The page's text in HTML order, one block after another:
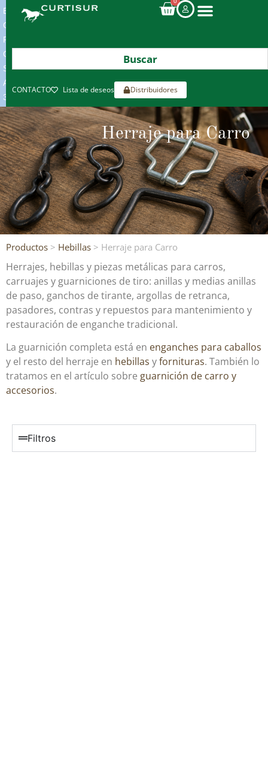
ENVIOS
GRATIS
POR
COMPRAS
SUPERIORES
A
300€*
CONTACTO Lista de deseos Distribuidores
Herraje para Carro
Productos > Hebillas > Herraje para Carro
Herrajes, hebillas y piezas metálicas para carros,
carruajes y guarniciones de tiro: anillas y medias anillas
de paso, ganchos de tirante, argollas de retranca,
pasadores, contras y repuestos para mantenimiento y
restauración de enganche tradicional.
La guarnición completa está en enganches para caballos
y el resto del herraje en hebillas yfornituras. También lo
tratamos en el artículo sobre guarnición de carro y
accesorios.
Filtros